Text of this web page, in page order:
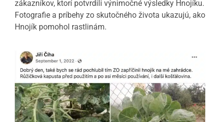
zákazníkov, ktorí potvrdili výnimočné výsledky Hnojíku.
Fotografie a príbehy zo skutočného života ukazujú, ako
Hnojík pomohol rastlinám.